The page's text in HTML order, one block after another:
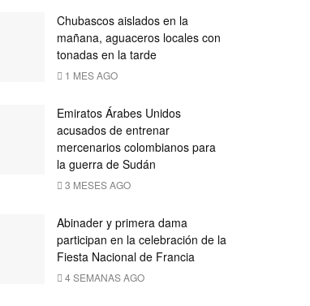
Chubascos aislados en la
mañana, aguaceros locales con
tonadas en la tarde
1 MES AGO
Emiratos Árabes Unidos
acusados ​​de entrenar
mercenarios colombianos para
la guerra de Sudán
3 MESES AGO
Abinader y primera dama
participan en la celebración de la
Fiesta Nacional de Francia
4 SEMANAS AGO